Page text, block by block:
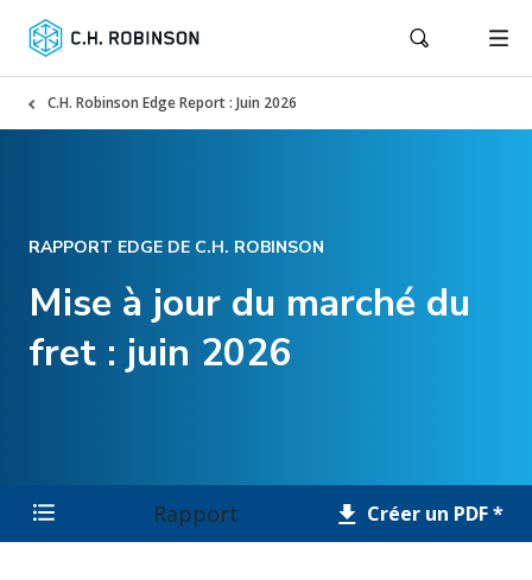
C.H. Robinson Edge Report : Juin 2026
RAPPORT EDGE DE C.H. ROBINSON
Mise à jour du marché du
fret : juin 2026
Rapport Créer un PDF *